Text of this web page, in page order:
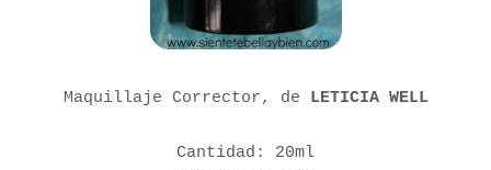
Maquillaje Corrector, de LETICIA WELL
Cantidad: 20ml